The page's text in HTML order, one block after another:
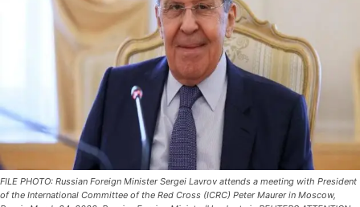
FILE PHOTO: Russian Foreign Minister Sergei Lavrov attends a meeting with President
of the International Committee of the Red Cross (ICRC) Peter Maurer in Moscow,